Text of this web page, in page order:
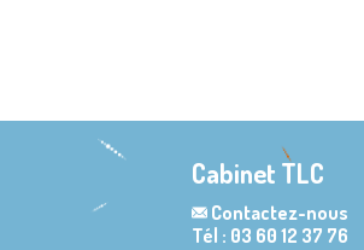
Cabinet TLC
Contactez-nous
Tél : 03 60 12 37 76